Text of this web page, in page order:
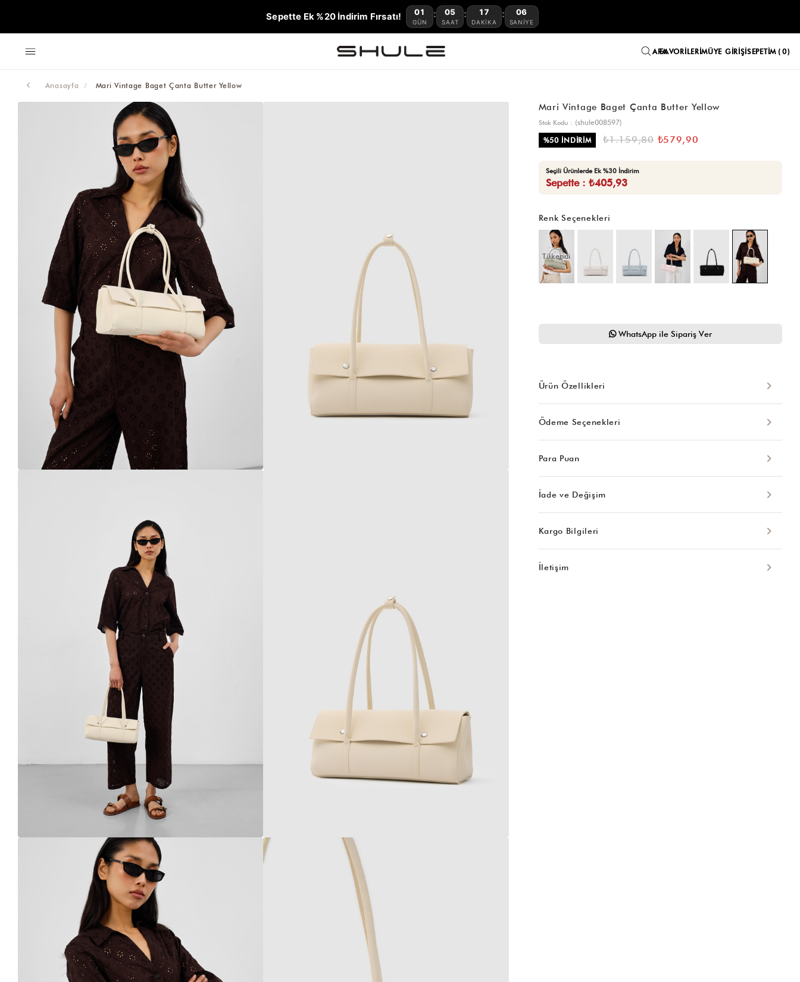
Sepette Ek %20 İndirim Fırsatı! 01
GÜN
: 05
SAAT
: 17
DAKIKA
: 05
SANIYE
FAVORILERIMÜYE GIRIŞISEPETIM 0
Anasayfa Mari Vintage Baget Çanta Butter Yellow
Mari Vintage Baget Çanta Butter Yellow
Stok Kodu
(shule008597)
%50İNDIRIM ₺1.159,80 ₺579,90
Seçili Ürünlerde Ek %30 İndirim
Sepette : ₺405,93
Renk Seçenekleri
Tükendi
WhatsApp ile Sipariş Ver
Ürün Özellikleri
Ödeme Seçenekleri
Para Puan
İade ve Değişim
Kargo Bilgileri
İletişim